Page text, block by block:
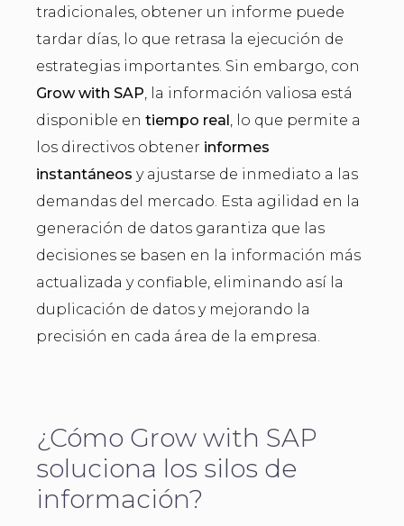
tradicionales, obtener un informe puede
tardar días, lo que retrasa la ejecución de
estrategias importantes. Sin embargo, con
Grow with SAP, la información valiosa está
disponible en tiempo real, lo que permite a
los directivos obtener informes
instantáneos y ajustarse de inmediato a las
demandas del mercado. Esta agilidad en la
generación de datos garantiza que las
decisiones se basen en la información más
actualizada y confiable, eliminando así la
duplicación de datos y mejorando la
precisión en cada área de la empresa.
¿Cómo Grow with SAP
soluciona los silos de
información?